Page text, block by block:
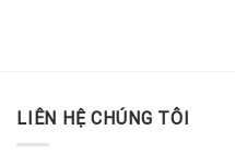
LIÊN HỆ CHÚNG TÔI